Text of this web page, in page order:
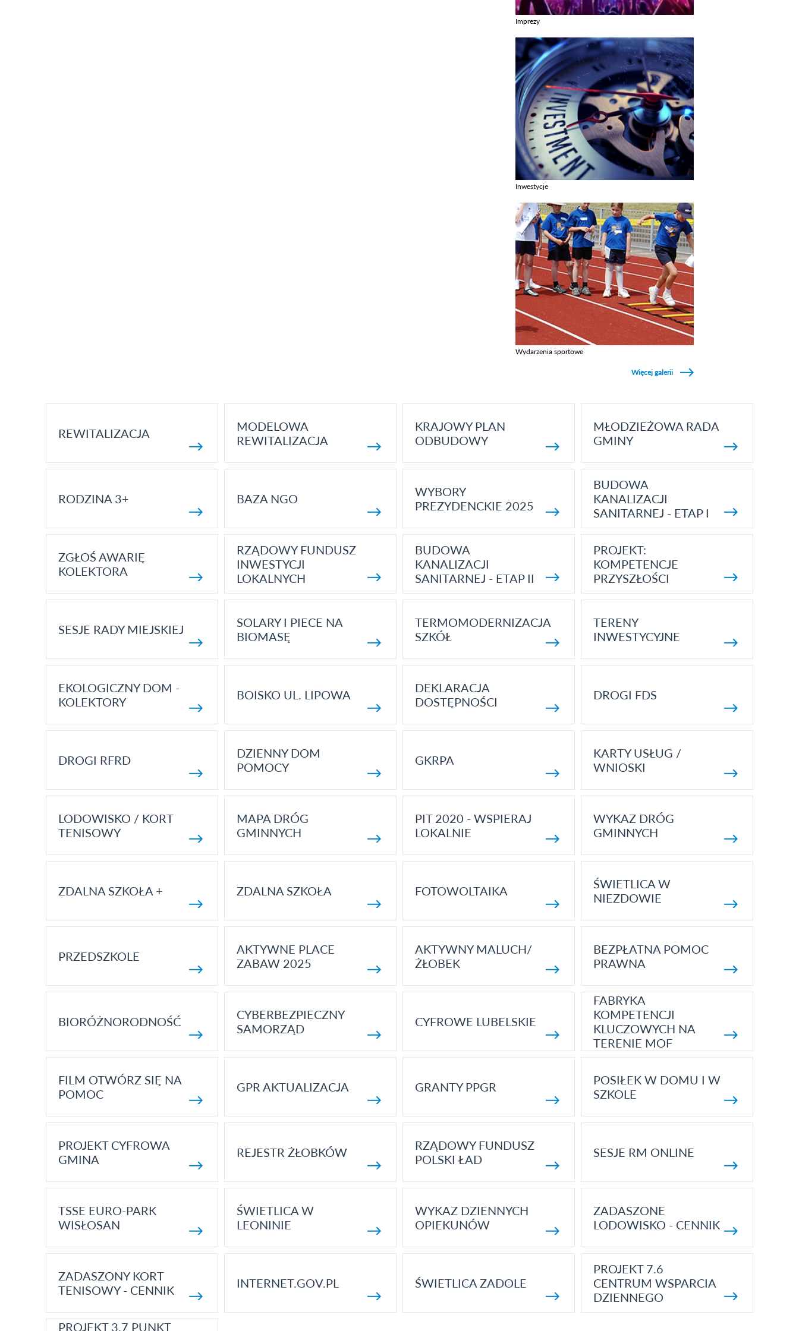
Imprezy
Inwestycje
Wydarzenia sportowe
Więcej galerii
REWITALIZACJA
MODELOWA
REWITALIZACJA
KRAJOWY PLAN
ODBUDOWY
MŁODZIEŻOWA RADA
GMINY
RODZINA 3+ BAZA NGO
WYBORY
PREZYDENCKIE 2025
BUDOWA
KANALIZACJI
SANITARNEJ - ETAP I
ZGŁOŚ AWARIĘ
KOLEKTORA
RZĄDOWY FUNDUSZ
INWESTYCJI
LOKALNYCH
BUDOWA
KANALIZACJI
SANITARNEJ - ETAP II
PROJEKT:
KOMPETENCJE
PRZYSZŁOŚCI
SESJE RADY MIEJSKIEJ
SOLARY I PIECE NA
BIOMASĘ
TERMOMODERNIZACJA
SZKÓŁ
TERENY
INWESTYCYJNE
EKOLOGICZNY DOM -
KOLEKTORY
BOISKO UL. LIPOWA
DEKLARACJA
DOSTĘPNOŚCI
DROGI FDS
DROGI RFRD
DZIENNY DOM
POMOCY
GKRPA
KARTY USŁUG /
WNIOSKI
LODOWISKO / KORT
TENISOWY
MAPA DRÓG
GMINNYCH
PIT 2020 - WSPIERAJ
LOKALNIE
WYKAZ DRÓG
GMINNYCH
ZDALNA SZKOŁA + ZDALNA SZKOŁA FOTOWOLTAIKA
ŚWIETLICA W
NIEZDOWIE
PRZEDSZKOLE
AKTYWNE PLACE
ZABAW 2025
AKTYWNY MALUCH/
ŻŁOBEK
BEZPŁATNA POMOC
PRAWNA
BIORÓŻNORODNOŚĆ
CYBERBEZPIECZNY
SAMORZĄD
CYFROWE LUBELSKIE
FABRYKA
KOMPETENCJI
KLUCZOWYCH NA
TERENIE MOF
FILM OTWÓRZ SIĘ NA
POMOC
GPR AKTUALIZACJA GRANTY PPGR
POSIŁEK W DOMU I W
SZKOLE
PROJEKT CYFROWA
GMINA
REJESTR ŻŁOBKÓW
RZĄDOWY FUNDUSZ
POLSKI ŁAD
SESJE RM ONLINE
TSSE EURO-PARK
WISŁOSAN
ŚWIETLICA W
LEONINIE
WYKAZ DZIENNYCH
OPIEKUNÓW
ZADASZONE
LODOWISKO - CENNIK
ZADASZONY KORT
TENISOWY - CENNIK
INTERNET.GOV.PL ŚWIETLICA ZADOLE
PROJEKT 7.6
CENTRUM WSPARCIA
DZIENNEGO
PROJEKT 3.7 PUNKT